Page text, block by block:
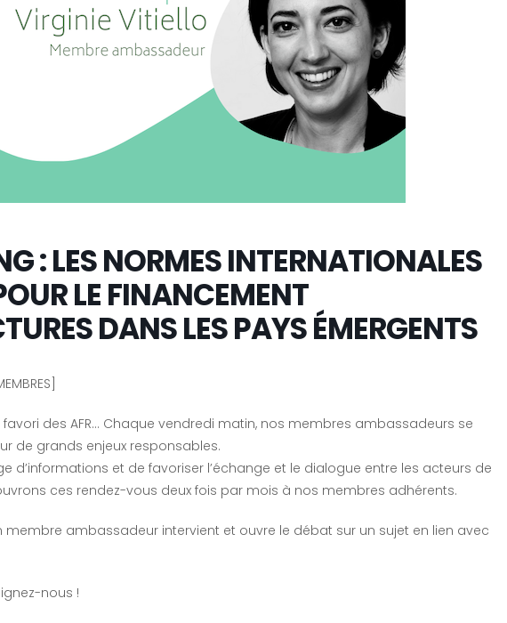
: LES NORMES INTERNATIONALES
LE FINANCEMENT
DANS LES PAYS ÉMERGENTS
des AFR… Chaque vendredi matin, nos membres ambassadeurs se
de grands enjeux responsables.
d’informations et de favoriser l’échange et le dialogue entre les acteurs de
ces rendez-vous deux fois par mois à nos membres adhérents.
membre ambassadeur intervient et ouvre le débat sur un sujet en lien avec
nous !